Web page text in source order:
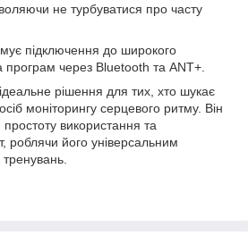
не турбуватися про часту
підключення до широкого
програм через Bluetooth та ANT+.
рішення для тих, хто шукає
моніторингу серцевого ритму. Він
простоту використання та
його універсальним